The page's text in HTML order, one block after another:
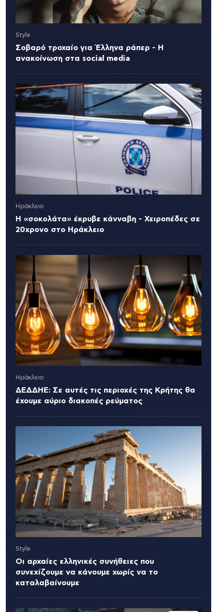
Style
Σοβαρό τροχαίο για Έλληνα ράπερ - Η
ανακοίνωση στα social media
Ηράκλειο
Η «σοκολάτα» έκρυβε κάνναβη - Χειροπέδες σε
20χρονο στο Ηράκλειο
Ηράκλειο
ΔΕΔΔΗΕ: Σε αυτές τις περιοχές της Κρήτης θα
έχουμε αύριο διακοπές ρεύματος
Style
Οι αρχαίες ελληνικές συνήθειες που
συνεχίζουμε να κάνουμε χωρίς να το
καταλαβαίνουμε